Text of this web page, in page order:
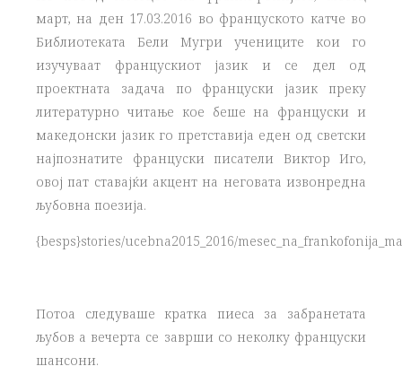
март, на ден 17.03.2016 во француското катче во
Библиотеката Бели Мугри учениците кои го
изучуваат францускиот јазик и се дел од
проектната задача по француски јазик преку
литературно читање кое беше на француски и
македонски јазик го претставија еден од светски
најпознатите француски писатели Виктор Иго,
овој пат ставајќи акцент на неговата извонредна
љубовна поезија.
{besps}stories/ucebna2015_2016/
Потоа следуваше кратка пиеса за забранетата
љубов а вечерта се заврши со неколку француски
шансони.